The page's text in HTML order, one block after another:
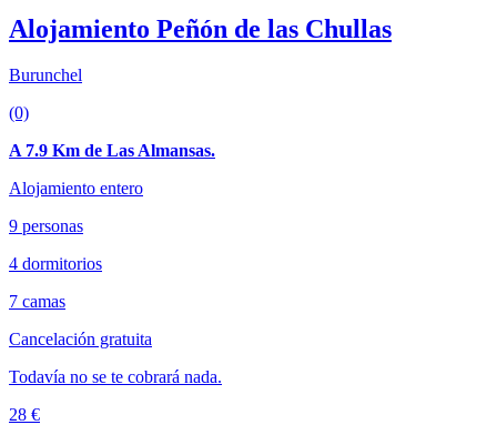
Alojamiento Peñón de las Chullas
Burunchel
(0)
A 7.9 Km de Las Almansas.
Alojamiento entero
9 personas
4 dormitorios
7 camas
Cancelación gratuita
Todavía no se te cobrará nada.
28 €